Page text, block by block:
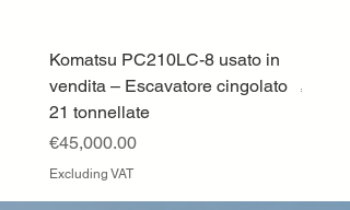
Komatsu PC210LC-8 usato in
vendita – Escavatore cingolato
21 tonnellate
Price
€45,000.00
Excluding VAT
Price